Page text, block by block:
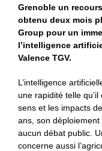
Grenoble un
obtenu deux mois
Group pour un
l’intelligence
Valence TGV.
L’intelligence
une rapidité telle
sens et les impacts
ans, son
aucun débat public.
concerne aussi